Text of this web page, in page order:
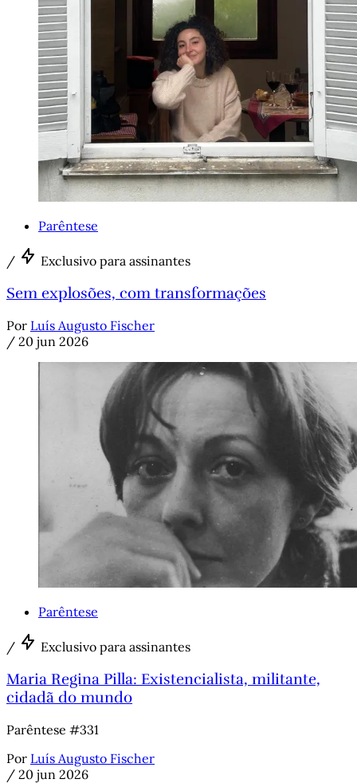
Parêntese
/ Exclusivo para assinantes
Sem explosões, com transformações
Por Luís Augusto Fischer
/ 20 jun 2026
Parêntese
/ Exclusivo para assinantes
Maria Regina Pilla: Existencialista, militante,
cidadã do mundo
Parêntese #331
Por Luís Augusto Fischer
/ 20 jun 2026